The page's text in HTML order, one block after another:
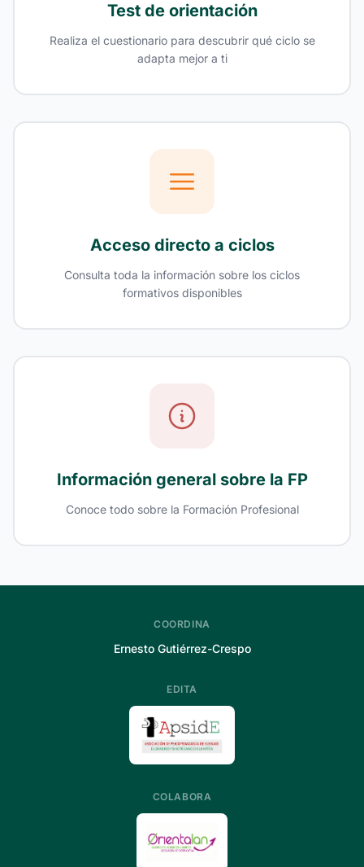
Test de orientación
Realiza el cuestionario para descubrir qué ciclo se
adapta mejor a ti
Acceso directo a ciclos
Consulta toda la información sobre los ciclos
formativos disponibles
Información general sobre la FP
Conoce todo sobre la Formación Profesional
COORDINA
Ernesto Gutiérrez-Crespo
EDITA
COLABORA